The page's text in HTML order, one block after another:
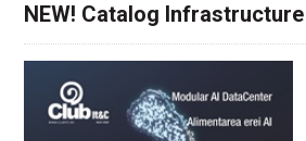
NEW! Catalog